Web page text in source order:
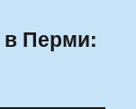
в Перми: